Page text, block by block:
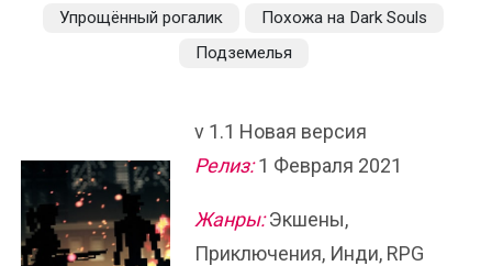
Упрощённый рогалик
Похожа на Dark Souls
Подземелья
v 1.1 Новая версия
Релиз:1 Февраля 2021
Жанры:Экшены,
Приключения, Инди, RPG